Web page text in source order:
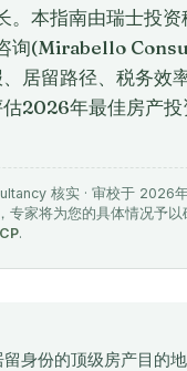
。本指南由瑞士投资
询(Mirabello
居留路径、税务效
2026年最佳房产投
核实 · 审校于 2026
专家将为您的具体情况予以
.
身份的顶级房产目的